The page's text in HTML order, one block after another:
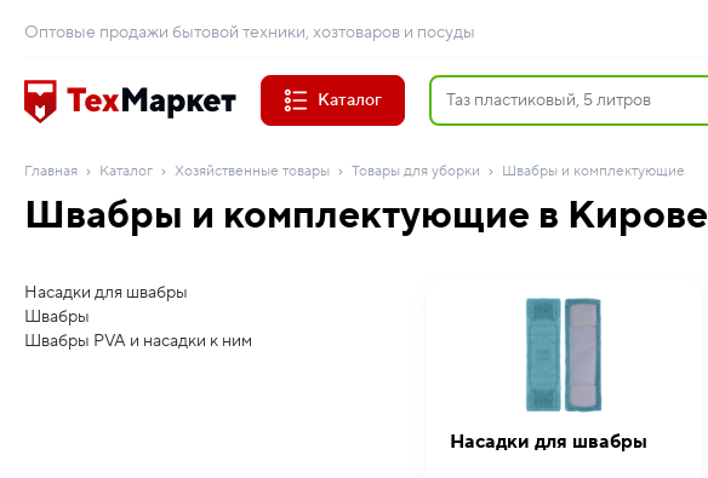
Оптовые продажи бытовой техники, хозтоваров и посуды
Каталог
Главная Каталог Хозяйственные товары Товары для уборки Швабры и комплектующие
Швабры и комплектующие в Кирове
Насадки для швабры
Швабры
Швабры PVA и насадки к ним
Насадки для швабры